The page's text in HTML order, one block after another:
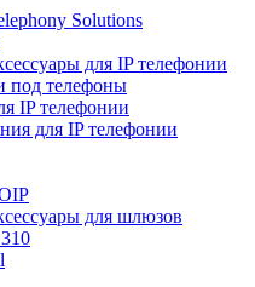
Solutions
для IP телефонии
под телефоны
IP телефонии
для IP телефонии
для шлюзов